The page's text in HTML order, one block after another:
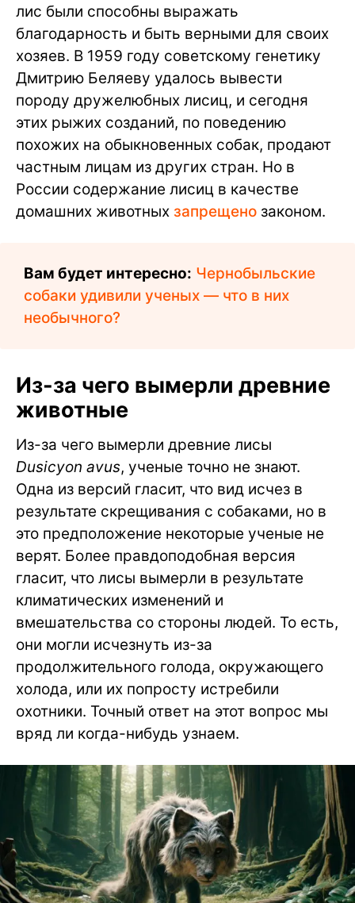
лис были способны выражать
благодарность и быть верными для своих
хозяев. В 1959 году советскому генетику
Дмитрию Беляеву удалось вывести
породу дружелюбных лисиц, и сегодня
этих рыжих созданий, по поведению
похожих на обыкновенных собак, продают
частным лицам из других стран. Но в
России содержание лисиц в качестве
домашних животных запрещено законом.
Вам будет интересно: Чернобыльские
собаки удивили ученых — что в них
необычного?
Из-за чего вымерли древние
животные
Из-за чего вымерли древние лисы
Dusicyon avus, ученые точно не знают.
Одна из версий гласит, что вид исчез в
результате скрещивания с собаками, но в
это предположение некоторые ученые не
верят. Более правдоподобная версия
гласит, что лисы вымерли в результате
климатических изменений и
вмешательства со стороны людей. То есть,
они могли исчезнуть из-за
продолжительного голода, окружающего
холода, или их попросту истребили
охотники. Точный ответ на этот вопрос мы
вряд ли когда-нибудь узнаем.